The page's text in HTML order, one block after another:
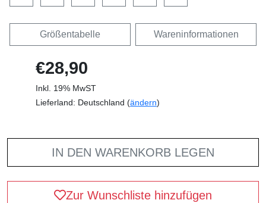
Größentabelle Wareninformationen
€28,90
Inkl. 19% MwST
Lieferland: Deutschland (ändern)
IN DEN WARENKORB LEGEN
Zur Wunschliste hinzufügen